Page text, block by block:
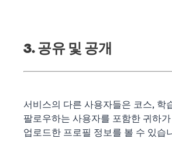
3. 공유 및 공개
서비스의 다른 사용자들은 코스, 학
팔로우하는 사용자를 포함한 귀하
업로드한 프로필 정보를 볼 수 있습